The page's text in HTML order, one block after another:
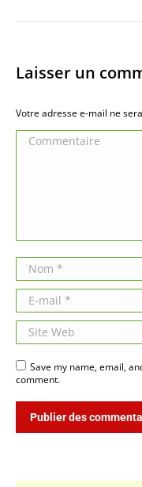
Laisser un
Votre adresse e-mail ne
Commentaire
Nom *
E-mail *
Site Web
Save my name, email,
comment.
Publier des